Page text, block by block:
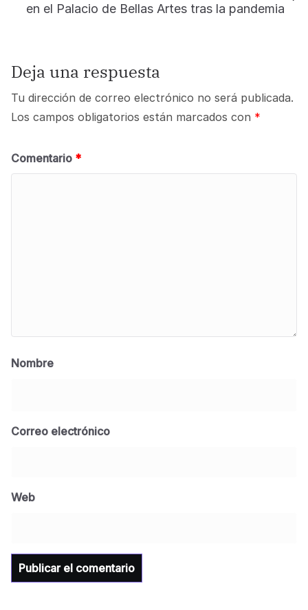
en el Palacio de Bellas Artes tras la pandemia
Deja una respuesta
Tu dirección de correo electrónico no será publicada.
Los campos obligatorios están marcados con *
Comentario *
Nombre
Correo electrónico
Web
para la Universidad y para el municipio